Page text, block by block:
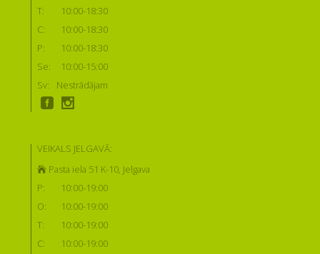
T:
10:00-18:30
C:
10:00-18:30
P:
10:00-18:30
Se:
10:00-15:00
Sv:
Nestrādājam
VEIKALS JELGAVĀ:
Pasta iela 51 K-10, Jelgava
P:
10:00-19:00
O:
10:00-19:00
T:
10:00-19:00
C:
10:00-19:00